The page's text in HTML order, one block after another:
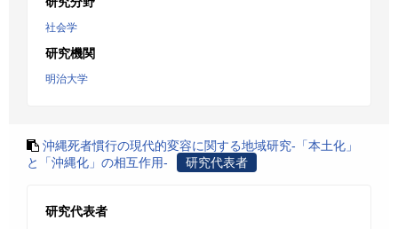
社会学
研究機関
明治大学
沖縄死者慣行の現代的変容に関する地域研究-「本土化」
と「沖縄化」の相互作用-
研究代表者
研究代表者